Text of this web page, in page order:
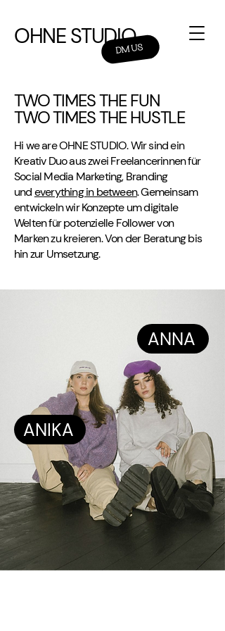
OHNE STUDIO
DM US
TWO TIMES THE FUN
TWO TIMES THE HUSTLE
Hi we are OHNE STUDIO. Wir sind ein
Kreativ Duo aus zwei Freelancerinnen für
Social Media Marketing, Branding
undeverything in between. Gemeinsam
entwickeln wir Konzepte um digitale
Welten für potenzielle Follower von
Marken zu kreieren. Von der Beratung bis
hin zur Umsetzung.
ANNA
ANIKA